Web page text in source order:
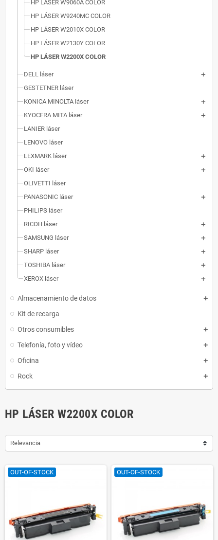
HP LÁSER W9060A COLOR
HP LÁSER W9240MC COLOR
HP LÁSER W2010X COLOR
HP LÁSER W2130Y COLOR
HP LÁSER W2200X COLOR
DELL láser
GESTETNER láser
KONICA MINOLTA láser
KYOCERA MITA láser
LANIER láser
LENOVO láser
LEXMARK láser
OKI láser
OLIVETTI láser
PANASONIC láser
PHILIPS láser
RICOH láser
SAMSUNG láser
SHARP láser
TOSHIBA láser
XEROX láser
Almacenamiento de datos
Kit de recarga
Otros consumibles
Telefonía, foto y vídeo
Oficina
Rock
HP LÁSER W2200X COLOR
Relevancia
OUT-OF-STOCK OUT-OF-STOCK